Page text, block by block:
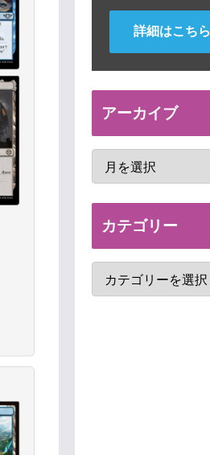
詳細はこちら
アーカイブ
カテゴリー